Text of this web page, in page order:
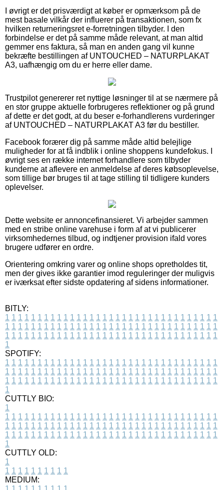
I øvrigt er det prisværdigt at køber er opmærksom på de
mest basale vilkår der influerer på transaktionen, som fx
hvilken returneringsret e-forretningen tilbyder. I den
forbindelse er det på samme måde relevant, at man altid
gemmer ens faktura, så man en anden gang vil kunne
bekræfte bestillingen af UNTOUCHED – NATURPLAKAT
A3, uafhængig om du er herre eller dame.
Trustpilot genererer ret nyttige løsninger til at se nærmere på
en stor gruppe aktuelle forbrugeres reflektioner og på grund
af dette er det godt, at du beser e-forhandlerens vurderinger
af UNTOUCHED – NATURPLAKAT A3 før du bestiller.
Facebook forærer dig på samme måde altid belejlige
muligheder for at få indblik i online shoppens kundefokus. I
øvrigt ses en række internet forhandlere som tilbyder
kunderne at aflevere en anmeldelse af deres købsoplevelse,
som tillige bør bruges til at tage stilling til tidligere kunders
oplevelser.
Dette website er annoncefinansieret. Vi arbejder sammen
med en stribe online varehuse i form af at vi publicerer
virksomhedernes tilbud, og indtjener provision ifald vores
brugere udfører en ordre.
Orientering omkring varer og online shops opretholdes tit,
men der gives ikke garantier imod reguleringer der muligvis
er iværksat efter sidste opdatering af sidens informationer.
BITLY:
1 1 1 1 1 1 1 1 1 1 1 1 1 1 1 1 1 1 1 1 1 1 1 1 1 1 1 1 1 1 1 1 1
1 1 1 1 1 1 1 1 1 1 1 1 1 1 1 1 1 1 1 1 1 1 1 1 1 1 1 1 1 1 1 1 1
1 1 1 1 1 1 1 1 1 1 1 1 1 1 1 1 1 1 1 1 1 1 1 1 1 1 1 1 1 1 1 1 1
1
SPOTIFY:
1 1 1 1 1 1 1 1 1 1 1 1 1 1 1 1 1 1 1 1 1 1 1 1 1 1 1 1 1 1 1 1 1
1 1 1 1 1 1 1 1 1 1 1 1 1 1 1 1 1 1 1 1 1 1 1 1 1 1 1 1 1 1 1 1 1
1 1 1 1 1 1 1 1 1 1 1 1 1 1 1 1 1 1 1 1 1 1 1 1 1 1 1 1 1 1 1 1 1
1
CUTTLY BIO:
1
1 1 1 1 1 1 1 1 1 1 1 1 1 1 1 1 1 1 1 1 1 1 1 1 1 1 1 1 1 1 1 1 1
1 1 1 1 1 1 1 1 1 1 1 1 1 1 1 1 1 1 1 1 1 1 1 1 1 1 1 1 1 1 1 1 1
1 1 1 1 1 1 1 1 1 1 1 1 1 1 1 1 1 1 1 1 1 1 1 1 1 1 1 1 1 1 1 1 1
1
CUTTLY OLD:
1
1 1 1 1 1 1 1 1 1 1
MEDIUM: